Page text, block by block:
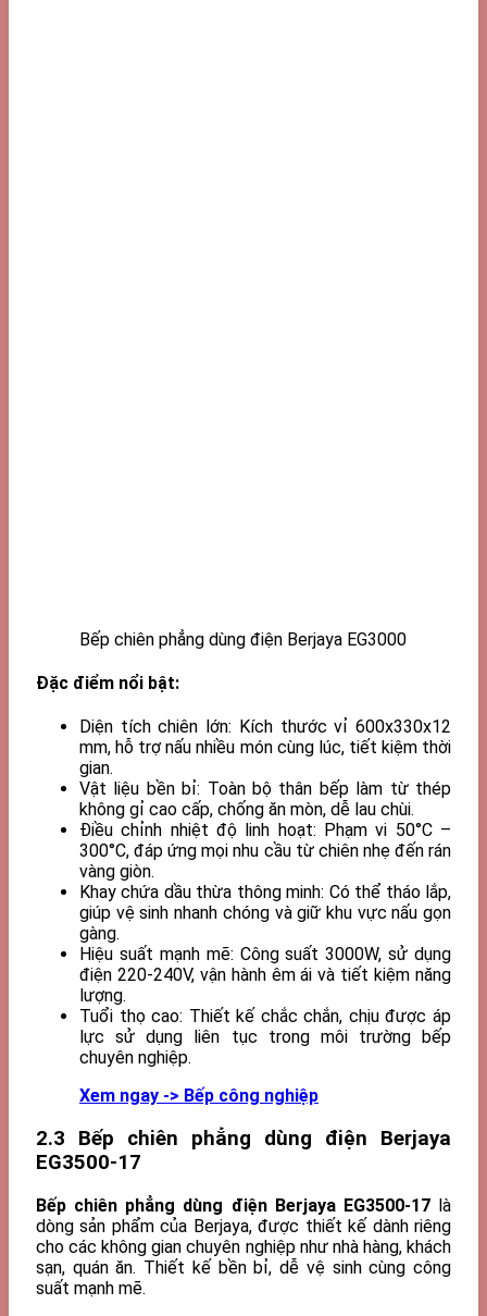
Bếp chiên phẳng dùng điện Berjaya EG3000
Đặc điểm nổi bật:
Diện tích chiên lớn: Kích thước vỉ 600x330x12
mm, hỗ trợ nấu nhiều món cùng lúc, tiết kiệm thời
gian.
Vật liệu bền bỉ: Toàn bộ thân bếp làm từ thép
không gỉ cao cấp, chống ăn mòn, dễ lau chùi.
Điều chỉnh nhiệt độ linh hoạt: Phạm vi 50°C –
300°C, đáp ứng mọi nhu cầu từ chiên nhẹ đến rán
vàng giòn.
Khay chứa dầu thừa thông minh: Có thể tháo lắp,
giúp vệ sinh nhanh chóng và giữ khu vực nấu gọn
gàng.
Hiệu suất mạnh mẽ: Công suất 3000W, sử dụng
điện 220-240V, vận hành êm ái và tiết kiệm năng
lượng.
Tuổi thọ cao: Thiết kế chắc chắn, chịu được áp
lực sử dụng liên tục trong môi trường bếp
chuyên nghiệp.
Xem ngay -> Bếp công nghiệp
2.3 Bếp chiên phẳng dùng điện Berjaya
EG3500-17
Bếp chiên phẳng dùng điện Berjaya EG3500-17là
dòng sản phẩm của Berjaya, được thiết kế dành riêng
cho các không gian chuyên nghiệp như nhà hàng, khách
sạn, quán ăn. Thiết kế bền bỉ, dễ vệ sinh cùng công
suất mạnh mẽ.